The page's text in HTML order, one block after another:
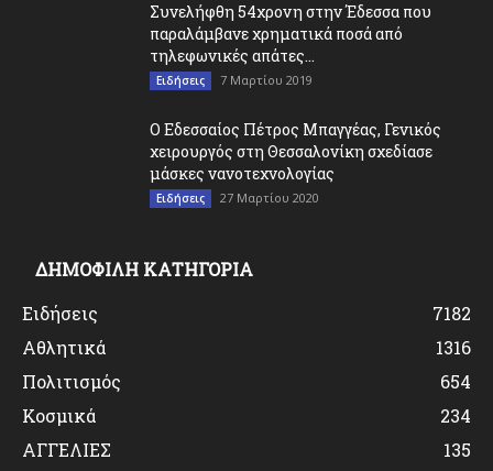
Συνελήφθη 54χρονη στην Έδεσσα που
παραλάμβανε χρηματικά ποσά από
τηλεφωνικές απάτες...
Ειδήσεις 7 Μαρτίου 2019
O Εδεσσαίος Πέτρος Μπαγγέας, Γενικός
χειρουργός στη Θεσσαλονίκη σχεδίασε
μάσκες νανοτεχνολογίας
Ειδήσεις 27 Μαρτίου 2020
ΔΗΜΟΦΙΛΗ ΚΑΤΗΓΟΡΙΑ
Ειδήσεις
7182
Αθλητικά
1316
Πολιτισμός
654
Κοσμικά
234
ΑΓΓΕΛΙΕΣ
135